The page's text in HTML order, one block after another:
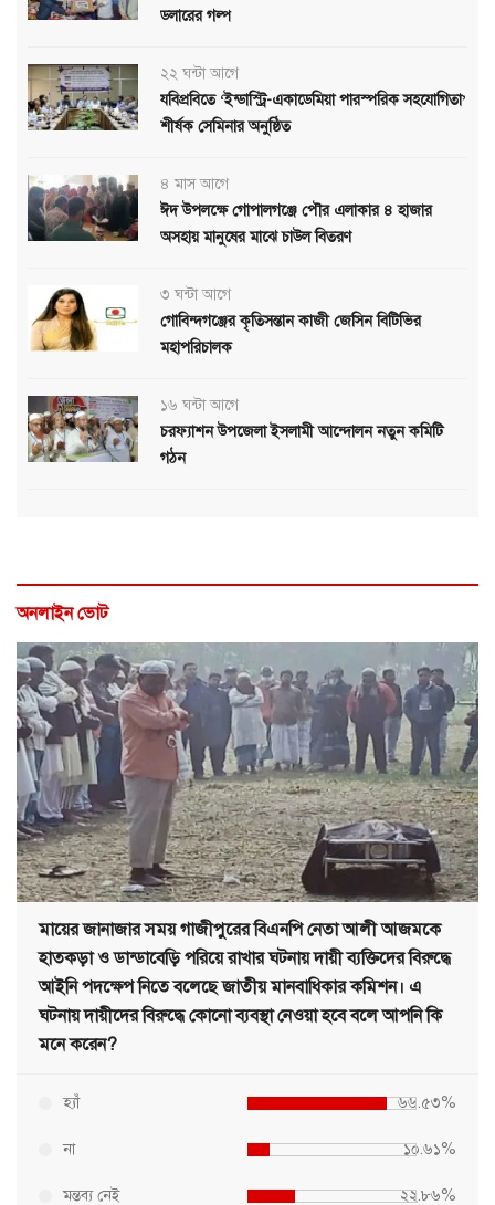
ডলারের গল্প
২২ ঘন্টা আগে
যবিপ্রবিতে ‘ইন্ডাস্ট্রি-একাডেমিয়া পারস্পরিক সহযোগিতা’
শীর্ষক সেমিনার অনুষ্ঠিত
৪ মাস আগে
ঈদ উপলক্ষে গোপালগঞ্জে পৌর এলাকার ৪ হাজার
অসহায় মানুষের মাঝে চাউল বিতরণ
৩ ঘন্টা আগে
গোবিন্দগঞ্জের কৃতিসন্তান কাজী জেসিন বিটিভির
মহাপরিচালক
১৬ ঘন্টা আগে
চরফ্যাশন উপজেলা ইসলামী আন্দোলন নতুন কমিটি
গঠন
অনলাইন ভোট
মায়ের জানাজার সময় গাজীপুরের বিএনপি নেতা আলী আজমকে
হাতকড়া ও ডান্ডাবেড়ি পরিয়ে রাখার ঘটনায় দায়ী ব্যক্তিদের বিরুদ্ধে
আইনি পদক্ষেপ নিতে বলেছে জাতীয় মানবাধিকার কমিশন। এ
ঘটনায় দায়ীদের বিরুদ্ধে কোনো ব্যবস্থা নেওয়া হবে বলে আপনি কি
মনে করেন?
হ্যাঁ ৬৬.৫৩%
না ১০.৬১%
মন্তব্য নেই ২২.৮৬%